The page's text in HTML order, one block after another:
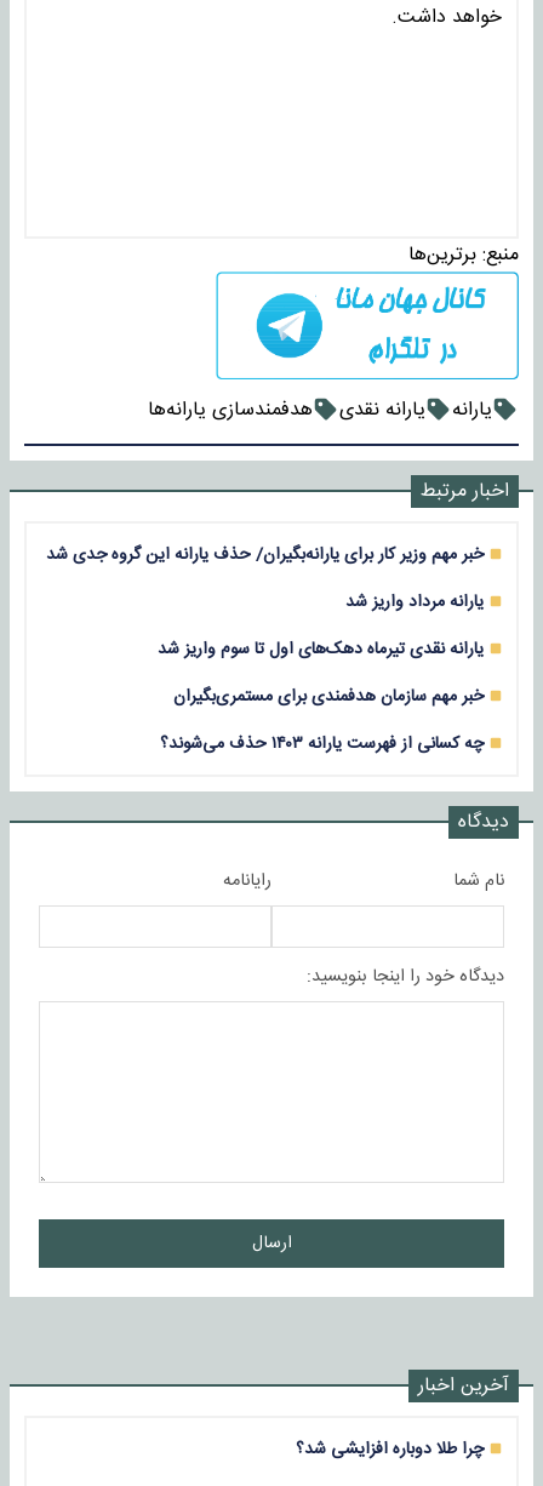
خواهد داشت.
منبع:برترین‌ها
یارانه یارانه نقدی هدفمندسازی یارانه​‌ها
اخبار مرتبط
خبر مهم وزیر کار برای یارانه‌بگیران/ حذف یارانه این گروه جدی شد
یارانه مرداد واریز شد
یارانه نقدی تیرماه دهک‌های اول تا سوم واریز شد
خبر مهم سازمان هدفمندی برای مستمری‌بگیران
چه کسانی از فهرست یارانه ۱۴۰۳ حذف می‌شوند؟
دیدگاه
نام شما رایانامه
دیدگاه خود را اینجا بنویسید:
ارسال
آخرین اخبار
چرا طلا دوباره افزایشی شد؟